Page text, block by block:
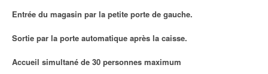
Entrée du magasin par la petite porte de gauche.
Sortie par la porte automatique après la caisse.
Accueil simultané de 30 personnes maximum